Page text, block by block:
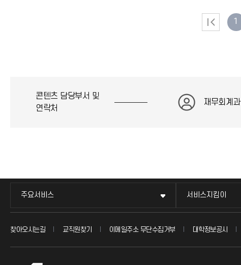
1
콘텐츠 담당부서 및
연락처
재무회계과
주요서비스 서비스지킴이
찾아오시는길 교직원찾기 이메일주소 무단수집거부 대학정보공시